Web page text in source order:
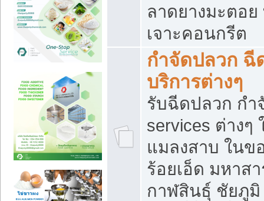
ลาดยางมะตอ
เจาะคอนกรีต
กำจัดปลวก ฉี
บริการต่างๆ
รับฉีดปลวก กำ
services ต่าง
แมลงสาบ ใน
ร้อยเอ็ด มหาส
กาฬสินธุ์ ชัยภู